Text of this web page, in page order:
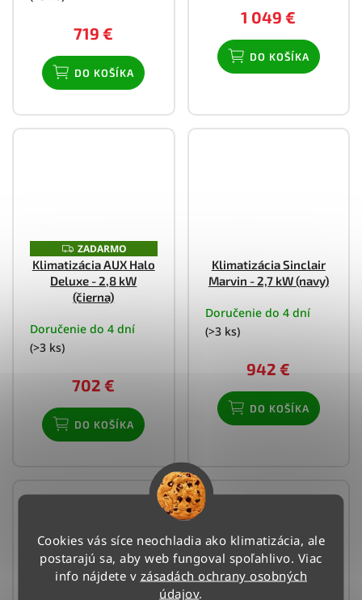
Cookies vás síce neochladia ako klimatizácia, ale
postarajú sa, aby web fungoval spoľahlivo. Viac
info nájdete v zásadách ochrany osobných
údajov.
719 €
DO KOŠÍKA
1 049 €
DO KOŠÍKA
Z
A
D
A
R
M
ZADARMO
Klimatizácia AUX Halo
Deluxe - 2,8 kW
(čierna)
Doručenie do 4 dní
(>3 ks)
702 €
DO KOŠÍKA
Klimatizácia Sinclair
Marvin - 2,7 kW (navy)
Doručenie do 4 dní
(>3 ks)
942 €
DO KOŠÍKA